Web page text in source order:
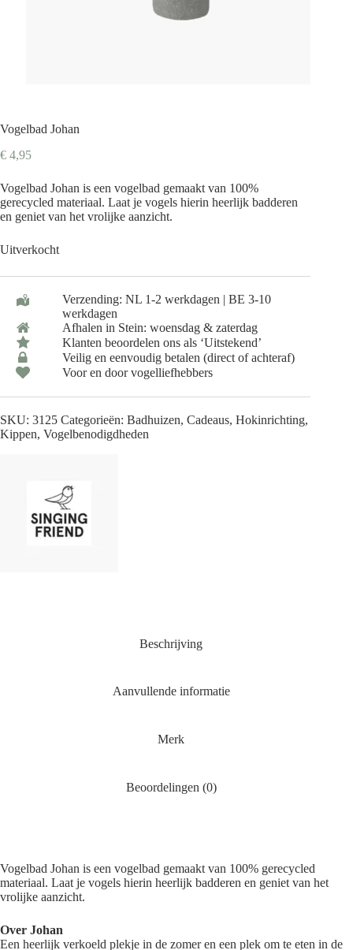
Vogelbad Johan
€ 4,95
Vogelbad Johan is een vogelbad gemaakt van 100%
gerecycled materiaal. Laat je vogels hierin heerlijk badderen
en geniet van het vrolijke aanzicht.
Uitverkocht
Verzending: NL 1-2 werkdagen | BE 3-10
werkdagen
Afhalen in Stein: woensdag & zaterdag
Klanten beoordelen ons als ‘Uitstekend’
Veilig en eenvoudig betalen (direct of achteraf)
Voor en door vogelliefhebbers
SKU: 3125 Categorieën: Badhuizen, Cadeaus, Hokinrichting,
Kippen, Vogelbenodigdheden
Beschrijving
Aanvullende informatie
Merk
Beoordelingen (0)
Vogelbad Johan is een vogelbad gemaakt van 100% gerecycled
materiaal. Laat je vogels hierin heerlijk badderen en geniet van het
vrolijke aanzicht.
Over Johan
Een heerlijk verkoeld plekje in de zomer en een plek om te eten in de